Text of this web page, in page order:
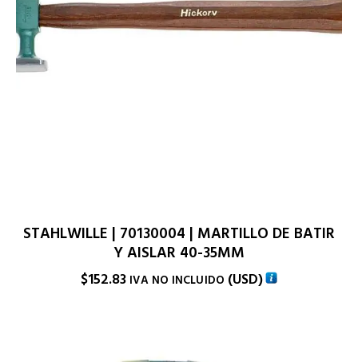
STAHLWILLE | 70130004 | MARTILLO DE BATIR
Y AISLAR 40-35MM
$152.83 IVA NO INCLUIDO (USD)